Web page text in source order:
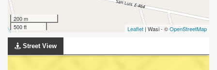
200 m
500 ft
Leaflet | Wasi - ©OpenStreetMap
Street View